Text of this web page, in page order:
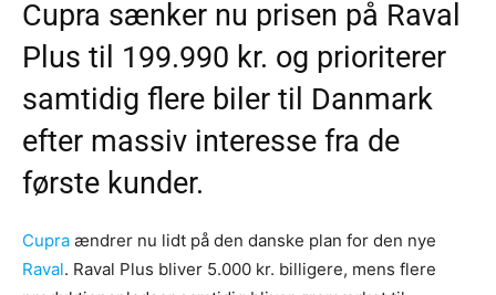
Cupra sænker nu prisen på Raval
Plus til 199.990 kr. og prioriterer
samtidig flere biler til Danmark
efter massiv interesse fra de
første kunder.
Cupra ændrer nu lidt på den danske plan for den nye
Raval. Raval Plus bliver 5.000 kr. billigere, mens flere